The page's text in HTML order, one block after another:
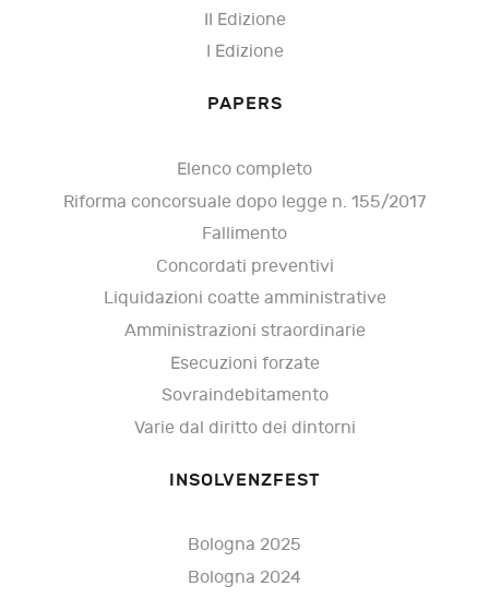
II Edizione
I Edizione
PAPERS
Elenco completo
Riforma concorsuale dopo legge n. 155/2017
Fallimento
Concordati preventivi
Liquidazioni coatte amministrative
Amministrazioni straordinarie
Esecuzioni forzate
Sovraindebitamento
Varie dal diritto dei dintorni
INSOLVENZFEST
Bologna 2025
Bologna 2024